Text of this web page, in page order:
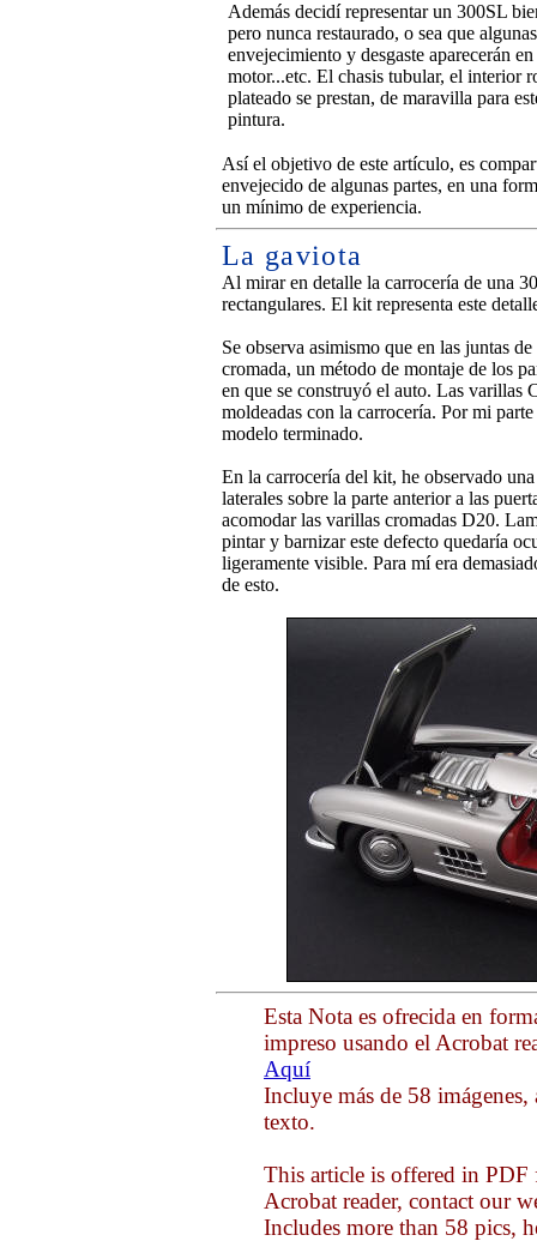
Además decidí representar un 300SL
pero nunca restaurado, o sea que
envejecimiento y desgaste aparecerán
motor...etc. El chasis tubular, el interior
plateado se prestan, de maravilla para
pintura.
Así el objetivo de este artículo, es
envejecido de algunas partes, en una
un mínimo de experiencia.
La gaviota
Al mirar en detalle la carrocería de una
rectangulares. El kit representa este
Se observa asimismo que en las juntas
cromada, un método de montaje de los
en que se construyó el auto. Las varillas
moldeadas con la carrocería. Por mi
modelo terminado.
En la carrocería del kit, he observado
laterales sobre la parte anterior a las
acomodar las varillas cromadas D20.
pintar y barnizar este defecto quedaría
ligeramente visible. Para mí era
de esto.
Esta Nota es ofrecida en
impreso usando el Acrobat
Aquí
Incluye más de 58
texto.
This article is offered in
Acrobat reader, contact our
Includes more than 58 pics,